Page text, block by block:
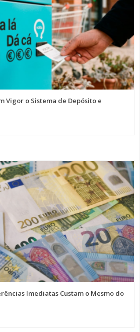
Vigor o Sistema de Depósito e
Imediatas Custam o Mesmo do